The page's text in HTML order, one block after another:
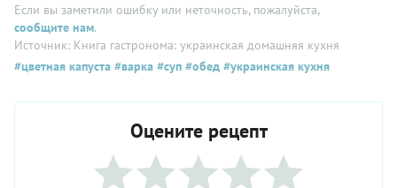
Если вы заметили ошибку или неточность, пожалуйста,
сообщите нам.
Источник: Книга гастронома: украинская домашняя кухня
#цветная капуста #варка #суп #обед #украинская кухня
Оцените рецепт